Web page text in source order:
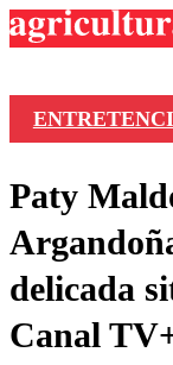
Paty
delicada
Canal